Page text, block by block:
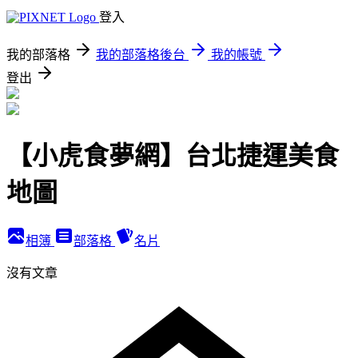
登入
我的部落格 我的部落格後台
我的帳號
登出
【小虎食夢網】台北捷運美食
地圖
相簿 部落格 名片
沒有文章